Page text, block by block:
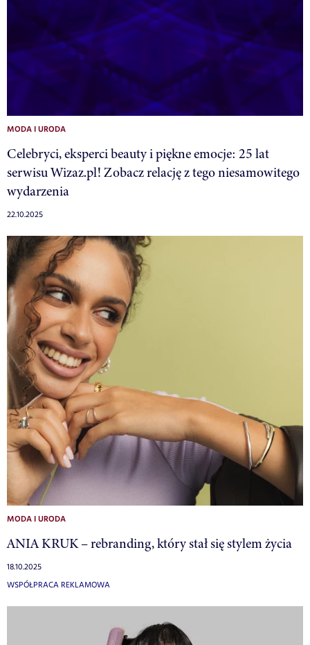
MODA I URODA
Celebryci, eksperci beauty i piękne emocje: 25 lat
serwisu Wizaz.pl! Zobacz relację z tego niesamowitego
wydarzenia
22.10.2025
MODA I URODA
ANIA KRUK – rebranding, który stał się stylem życia
18.10.2025
WSPÓŁPRACA REKLAMOWA